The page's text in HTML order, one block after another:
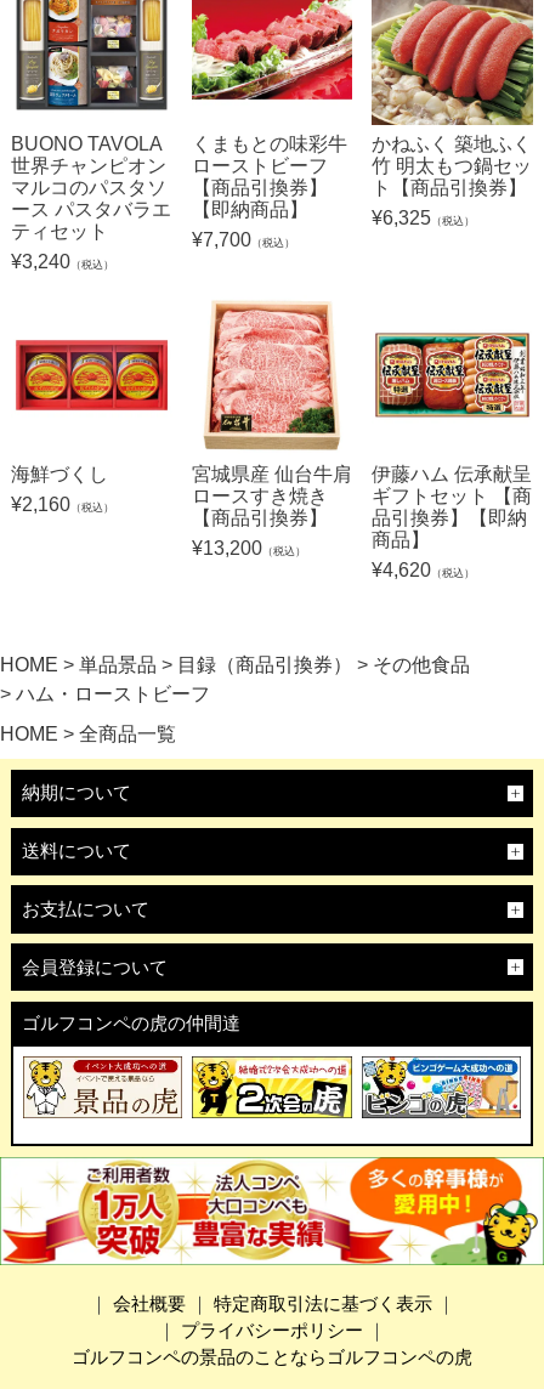
BUONO TAVOLA
世界チャンピオン
マルコのパスタソ
ース パスタバラエ
ティセット
¥3,240（税込）
くまもとの味彩牛
ローストビーフ
【商品引換券】
【即納商品】
¥7,700（税込）
かねふく 築地ふく
竹 明太もつ鍋セッ
ト【商品引換券】
¥6,325 （税込）
海鮮づくし
¥2,160（税込）
宮城県産 仙台牛肩
ロースすき焼き
【商品引換券】
¥13,200（税込）
伊藤ハム 伝承献呈
ギフトセット 【商
品引換券】【即納
商品】
¥4,620 （税込）
HOME 単品景品 目録（商品引換券）
その他食品
ハム・ローストビーフ
HOME
全商品一覧
納期について
送料について
お支払について
会員登録について
ゴルフコンペの虎の仲間達
｜ 会社概要｜ 特定商取引法に基づく表示｜
｜ プライバシーポリシー ｜
ゴルフコンペの景品のことならゴルフコンペの虎